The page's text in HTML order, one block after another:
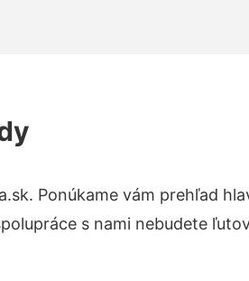
Ponúkame vám prehľad
s nami nebudete